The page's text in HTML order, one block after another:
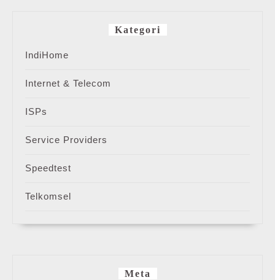
Kategori
IndiHome
Internet & Telecom
ISPs
Service Providers
Speedtest
Telkomsel
Meta